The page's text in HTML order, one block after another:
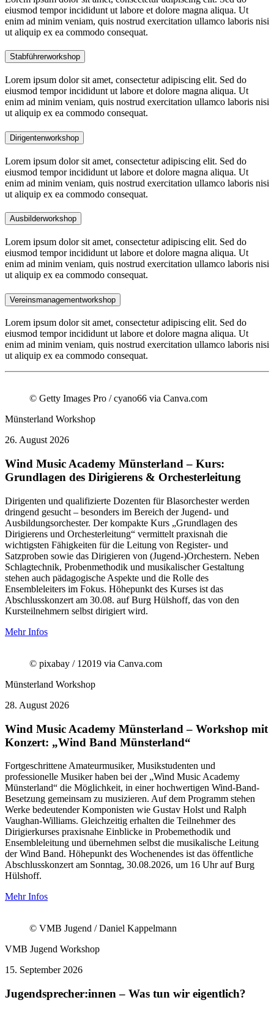
eiusmod tempor incididunt ut labore et dolore magna aliqua. Ut
enim ad minim veniam, quis nostrud exercitation ullamco laboris nisi
ut aliquip ex ea commodo consequat.
Stabführerworkshop
Lorem ipsum dolor sit amet, consectetur adipiscing elit. Sed do
eiusmod tempor incididunt ut labore et dolore magna aliqua. Ut
enim ad minim veniam, quis nostrud exercitation ullamco laboris nisi
ut aliquip ex ea commodo consequat.
Dirigentenworkshop
Lorem ipsum dolor sit amet, consectetur adipiscing elit. Sed do
eiusmod tempor incididunt ut labore et dolore magna aliqua. Ut
enim ad minim veniam, quis nostrud exercitation ullamco laboris nisi
ut aliquip ex ea commodo consequat.
Ausbilderworkshop
Lorem ipsum dolor sit amet, consectetur adipiscing elit. Sed do
eiusmod tempor incididunt ut labore et dolore magna aliqua. Ut
enim ad minim veniam, quis nostrud exercitation ullamco laboris nisi
ut aliquip ex ea commodo consequat.
Vereinsmanagementworkshop
Lorem ipsum dolor sit amet, consectetur adipiscing elit. Sed do
eiusmod tempor incididunt ut labore et dolore magna aliqua. Ut
enim ad minim veniam, quis nostrud exercitation ullamco laboris nisi
ut aliquip ex ea commodo consequat.
© Getty Images Pro / cyano66 via Canva.com
Münsterland Workshop
26. August 2026
Wind Music Academy Münsterland – Kurs:
Grundlagen des Dirigierens & Orchesterleitung
Dirigenten und qualifizierte Dozenten für Blasorchester werden
dringend gesucht – besonders im Bereich der Jugend- und
Ausbildungsorchester. Der kompakte Kurs „Grundlagen des
Dirigierens und Orchesterleitung“ vermittelt praxisnah die
wichtigsten Fähigkeiten für die Leitung von Register- und
Satzproben sowie das Dirigieren von (Jugend-)Orchestern. Neben
Schlagtechnik, Probenmethodik und musikalischer Gestaltung
stehen auch pädagogische Aspekte und die Rolle des
Ensembleleiters im Fokus. Höhepunkt des Kurses ist das
Abschlusskonzert am 30.08. auf Burg Hülshoff, das von den
Kursteilnehmern selbst dirigiert wird.
Mehr Infos
© pixabay / 12019 via Canva.com
Münsterland Workshop
28. August 2026
Wind Music Academy Münsterland – Workshop mit
Konzert: „Wind Band Münsterland“
Fortgeschrittene Amateurmusiker, Musikstudenten und
professionelle Musiker haben bei der „Wind Music Academy
Münsterland“ die Möglichkeit, in einer hochwertigen Wind-Band-
Besetzung gemeinsam zu musizieren. Auf dem Programm stehen
Werke bedeutender Komponisten wie Gustav Holst und Ralph
Vaughan-Williams. Gleichzeitig erhalten die Teilnehmer des
Dirigierkurses praxisnahe Einblicke in Probemethodik und
Ensembleleitung und übernehmen selbst die musikalische Leitung
der Wind Band. Höhepunkt des Wochenendes ist das öffentliche
Abschlusskonzert am Sonntag, 30.08.2026, um 16 Uhr auf Burg
Hülshoff.
Mehr Infos
© VMB Jugend / Daniel Kappelmann
VMB Jugend Workshop
15. September 2026
Jugendsprecher:innen – Was tun wir eigentlich?